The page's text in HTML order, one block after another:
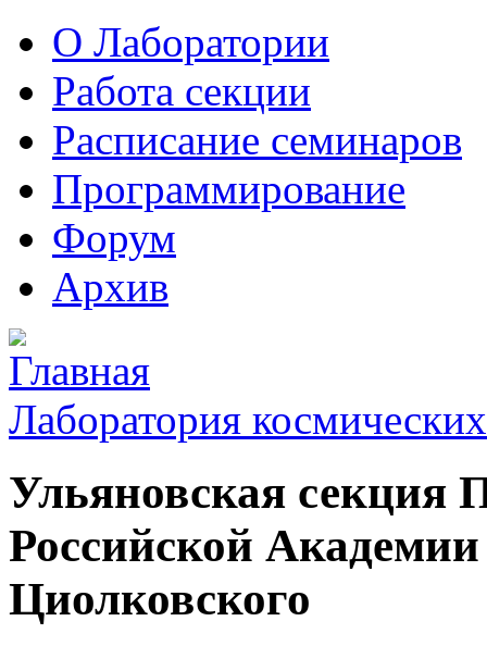
О Лаборатории
Работа секции
Расписание семинаров
Программирование
Форум
Архив
Лаборатория
Ульяновская секция
Российской
Циолковского